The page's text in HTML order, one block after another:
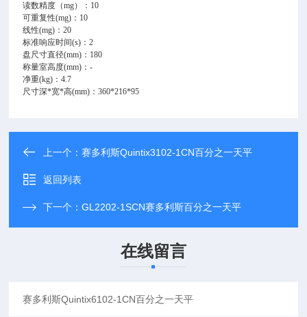
读数精度（mg）：10
可重复性(mg)：10
线性(mg)：20
标准响应时间(s)：2
盘尺寸直径(mm)：180
称量室高度(mm)：-
净重(kg)：4.7
尺寸深*宽*高(mm)：360*216*95
上一个：赛多利斯Quintix3102-1CN百分之一天平
返回列表
下一个：GL2202-1SCN赛多利斯百分之一天平
在线留言